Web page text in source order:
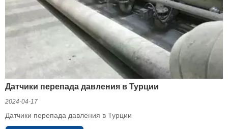
Датчики перепада давления в Турции
2024-04-17
Датчики перепада давления в Турции